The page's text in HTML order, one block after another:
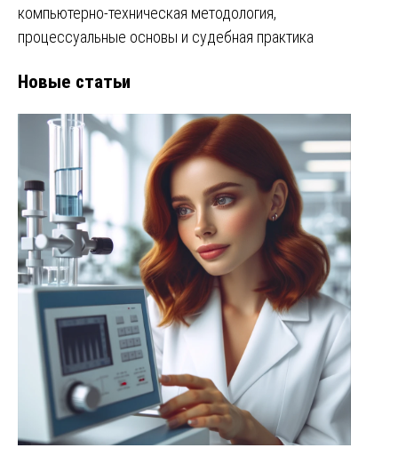
компьютерно-техническая методология,
процессуальные основы и судебная практика
Новые статьи